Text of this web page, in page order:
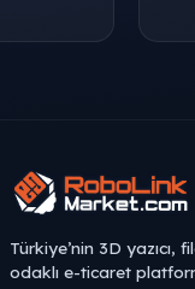
Türkiye’nin 3D
odaklı e-ticaret